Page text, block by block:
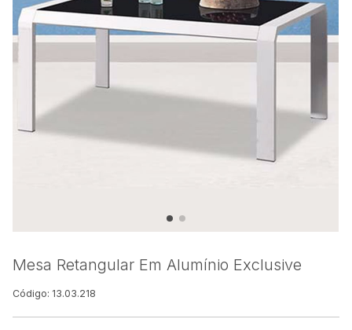
Mesa Retangular Em Alumínio Exclusive
Código: 13.03.218